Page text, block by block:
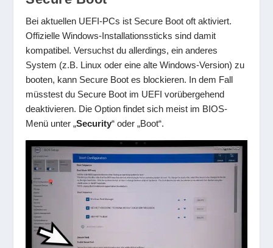
Bei aktuellen UEFI-PCs ist Secure Boot oft aktiviert.
Offizielle Windows-Installationssticks sind damit
kompatibel. Versuchst du allerdings, ein anderes
System (z.B. Linux oder eine alte Windows-Version) zu
booten, kann Secure Boot es blockieren. In dem Fall
müsstest du Secure Boot im UEFI vorübergehend
deaktivieren. Die Option findet sich meist im BIOS-
Menü unter „Security“ oder „Boot“.